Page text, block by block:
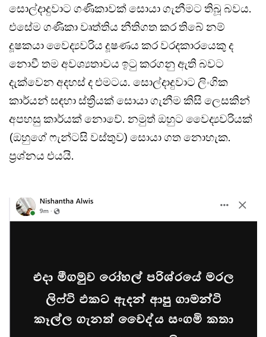
සොල්දාදුවාට ගණිකාවක් සොයා ගැනීමට තිබූ බවය.
එසේම ගණිකා වෘත්තිය නීතිගත කර තිබේ නම්
දූෂකයා වෛද්‍යවරිය දූෂණය කර වරදකාරයෙකු ද
නොවී තම අවශ්‍යතාවය ඉටු කරගනු ඇති බවට
දැක්වෙන අදහස් ද එමටය. සොල්දාදුවාට ලිංගික
කාර්යන් සඳහා ස්ත්‍රියක් සොයා ගැනීම කිසි ලෙසකින්
අපහසු කාර්යක් නොවේ. නමුත් ඔහුට වෛද්‍යවරියක්
(ඔහුගේ ෆැන්ටසි වස්තුව) සොයා ගත නොහැක.
ප්‍රශ්නය එයයි.